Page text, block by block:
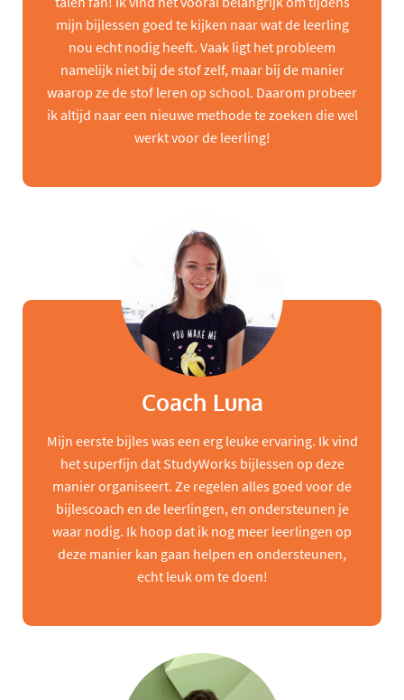
mijn bijlessen goed te kijken naar wat de leerling
nou echt nodig heeft. Vaak ligt het probleem
namelijk niet bij de stof zelf, maar bij de manier
waarop ze de stof leren op school. Daarom probeer
ik altijd naar een nieuwe methode te zoeken die wel
werkt voor de leerling!
Coach Luna
Mijn eerste bijles was een erg leuke ervaring. Ik vind
het superfijn dat StudyWorks bijlessen op deze
manier organiseert. Ze regelen alles goed voor de
bijlescoach en de leerlingen, en ondersteunen je
waar nodig. Ik hoop dat ik nog meer leerlingen op
deze manier kan gaan helpen en ondersteunen,
echt leuk om te doen!